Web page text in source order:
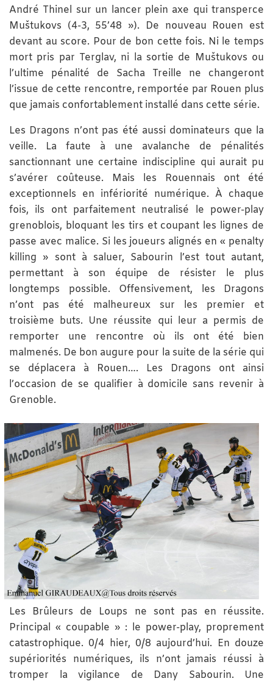
André Thinel sur un lancer plein axe qui transperce
Muštukovs (4-3, 55’48 »). De nouveau Rouen est
devant au score. Pour de bon cette fois. Ni le temps
mort pris par Terglav, ni la sortie de Muštukovs ou
l’ultime pénalité de Sacha Treille ne changeront
l’issue de cette rencontre, remportée par Rouen plus
que jamais confortablement installé dans cette série.
Les Dragons n’ont pas été aussi dominateurs que la
veille. La faute à une avalanche de pénalités
sanctionnant une certaine indiscipline qui aurait pu
s’avérer coûteuse. Mais les Rouennais ont été
exceptionnels en infériorité numérique. À chaque
fois, ils ont parfaitement neutralisé le power-play
grenoblois, bloquant les tirs et coupant les lignes de
passe avec malice. Si les joueurs alignés en « penalty
killing » sont à saluer, Sabourin l’est tout autant,
permettant à son équipe de résister le plus
longtemps possible. Offensivement, les Dragons
n’ont pas été malheureux sur les premier et
troisième buts. Une réussite qui leur a permis de
remporter une rencontre où ils ont été bien
malmenés. De bon augure pour la suite de la série qui
se déplacera à Rouen…. Les Dragons ont ainsi
l’occasion de se qualifier à domicile sans revenir à
Grenoble.
Les Brûleurs de Loups ne sont pas en réussite.
Principal « coupable » : le power-play, proprement
catastrophique. 0/4 hier, 0/8 aujourd’hui. En douze
supériorités numériques, ils n’ont jamais réussi à
tromper la vigilance de Dany Sabourin. Une